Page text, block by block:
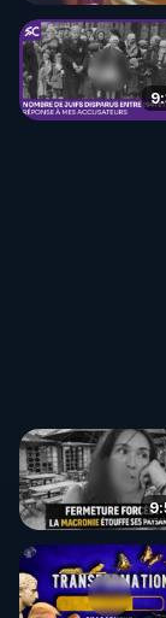
https://
https://
APPEL AUX
TRAVAIL
(SAMEDI 21H
YOUTUBE &
TELEGRAM &
https://